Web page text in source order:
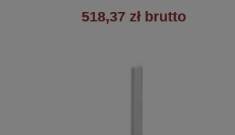
518,37 zł brutto